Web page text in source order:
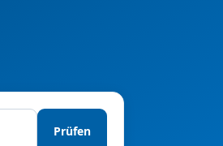
Prüfen